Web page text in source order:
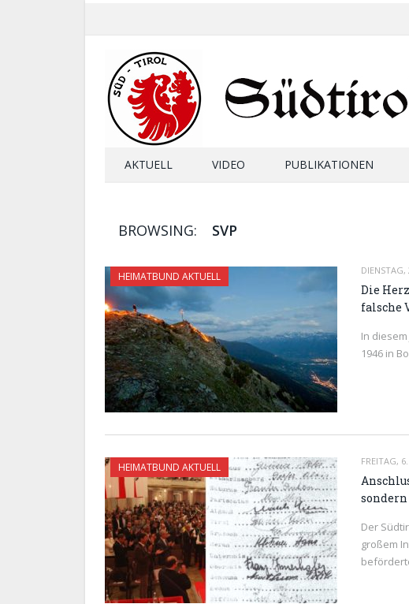
AKTUELL VIDEO PUBLIKATIONEN
BROWSING: SVP
HEIMATBUND AKTUELL
Die
falsche
In
1946 in
HEIMATBUND AKTUELL FREITAG,
Der
großem